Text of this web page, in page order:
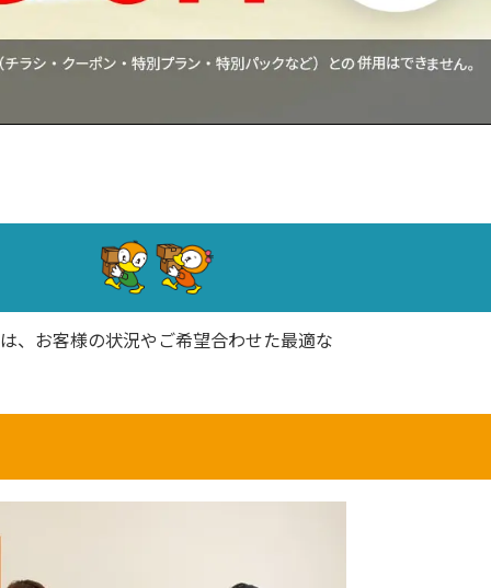
、お客様の状況やご希望合わせた最適な